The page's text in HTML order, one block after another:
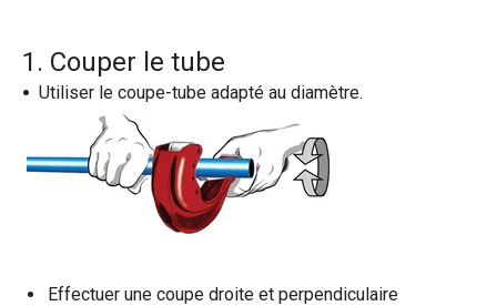
1. Couper le tube
Utiliser le coupe-tube adapté au diamètre.
Effectuer une coupe droite et perpendiculaire